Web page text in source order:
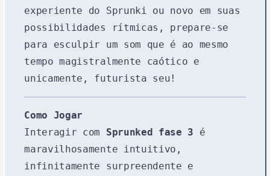
experiente do Sprunki ou novo em suas
possibilidades rítmicas, prepare-se
para esculpir um som que é ao mesmo
tempo magistralmente caótico e
unicamente, futurista seu!
Como Jogar
Interagir com Sprunked fase 3 é
maravilhosamente intuitivo,
infinitamente surpreendente e